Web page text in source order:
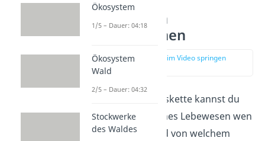
Aufbau nach
Trophieebenen
zur Stelle im Video springen
Mit einer Nahrungskette kannst du
beschreiben, welches Lebewesen wen
oder was frisst und von welchem
Ökosystem
1/5 – Dauer: 04:18
Ökosystem
Wald
2/5 – Dauer: 04:32
Stockwerke
des Waldes